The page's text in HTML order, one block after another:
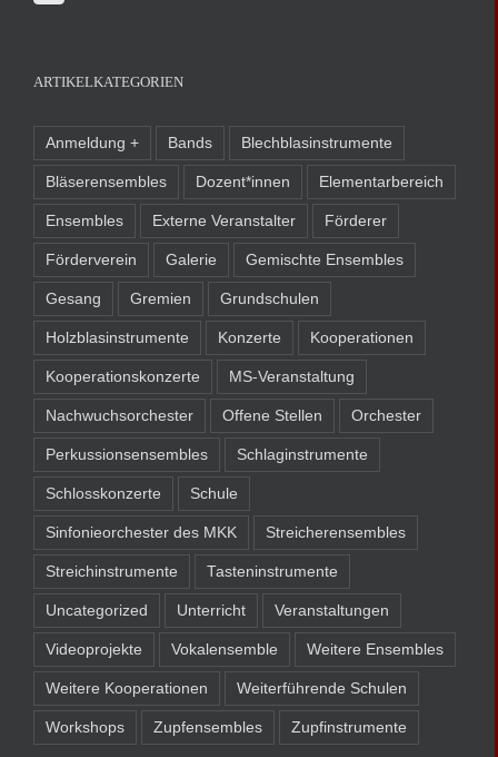
ARTIKELKATEGORIEN
Anmeldung + Bands Blechblasinstrumente
Bläserensembles Dozent*innen Elementarbereich
Ensembles Externe Veranstalter Förderer
Förderverein Galerie Gemischte Ensembles
Gesang Gremien Grundschulen
Holzblasinstrumente Konzerte Kooperationen
Kooperationskonzerte MS-Veranstaltung
Nachwuchsorchester Offene Stellen Orchester
Perkussionsensembles Schlaginstrumente
Schlosskonzerte Schule
Sinfonieorchester des MKK Streicherensembles
Streichinstrumente Tasteninstrumente
Uncategorized Unterricht Veranstaltungen
Videoprojekte Vokalensemble Weitere Ensembles
Weitere Kooperationen Weiterführende Schulen
Workshops Zupfensembles Zupfinstrumente